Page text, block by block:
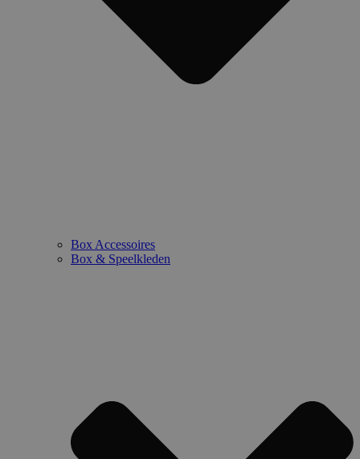
Box Accessoires
Box & Speelkleden